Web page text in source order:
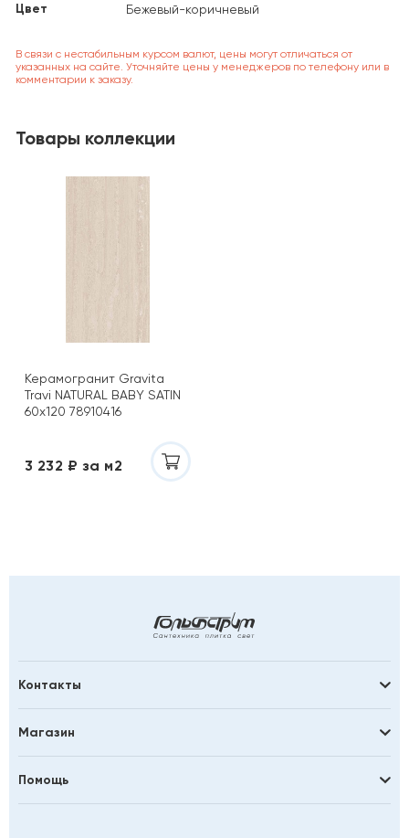
Цвет Бежевый-коричневый
В связи с нестабильным курсом валют, цены могут отличаться от
указанных на сайте. Уточняйте цены у менеджеров по телефону или в
комментарии к заказу.
Товары коллекции
Керамогранит Gravita
Travi NATURAL BABY SATIN
60x120 78910416
3 232 ₽ за м2
Контакты
Магазин
Помощь